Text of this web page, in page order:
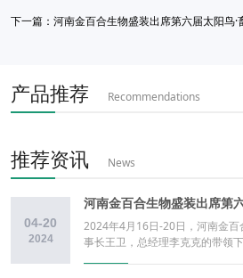
下一篇： 河南金百合生物盛装出席第六届太阳鸟·畜牧营养
产品推荐 Recommendations
推荐资讯 News
04-20
2024
2024年4月16日-20日，河南金
事长王卫，总经理李克克的带领